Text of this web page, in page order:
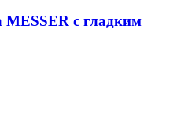
с гладким